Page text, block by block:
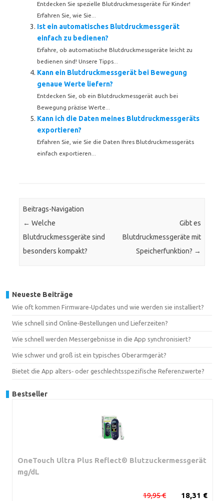
Entdecken Sie spezielle Blutdruckmessgeräte für Kinder!
Erfahren Sie, wie Sie...
Ist ein automatisches Blutdruckmessgerät
einfach zu bedienen?
Erfahre, ob automatische Blutdruckmessgeräte leicht zu
bedienen sind! Unsere Tipps...
Kann ein Blutdruckmessgerät bei Bewegung
genaue Werte liefern?
Entdecken Sie, ob ein Blutdruckmessgerät auch bei
Bewegung präzise Werte...
Kann ich die Daten meines Blutdruckmessgeräts
exportieren?
Erfahren Sie, wie Sie die Daten Ihres Blutdruckmessgeräts
einfach exportieren...
Beitrags-Navigation
← Welche
Blutdruckmessgeräte sind
besonders kompakt?
Gibt es
Blutdruckmessgeräte mit
Speicherfunktion? →
Neueste Beiträge
Wie oft kommen Firmware‑Updates und wie werden sie installiert?
Wie schnell sind Online‑Bestellungen und Lieferzeiten?
Wie schnell werden Messergebnisse in die App synchronisiert?
Wie schwer und groß ist ein typisches Oberarmgerät?
Bietet die App alters‑ oder geschlechtsspezifische Referenzwerte?
Bestseller
OneTouch Ultra Plus Reflect® Blutzuckermessgerät
mg/dL
18,31 €
19,95 €